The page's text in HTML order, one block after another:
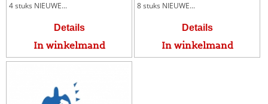
4 stuks NIEUWE...
Details
In winkelmand
8 stuks NIEUWE...
Details
In winkelmand